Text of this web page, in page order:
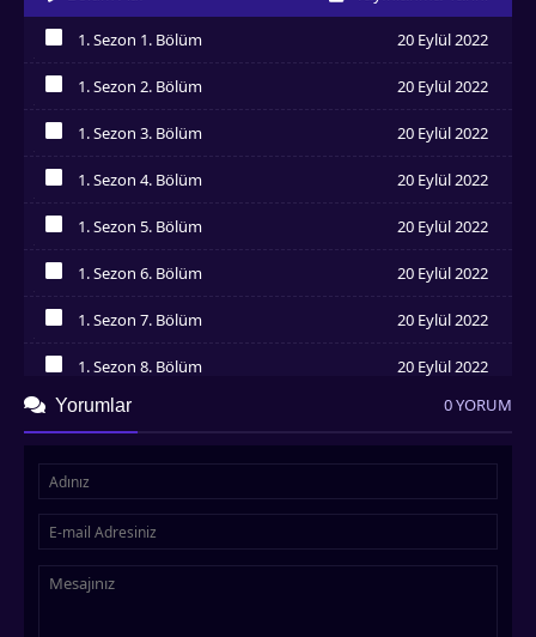
kompleksleri içinde olan ikisi birbirine girer. ISHIKO and
HANEO Youre Suing Me Türkçe altyazılı izle! En çok
izlenen Asya dizileri ve kaliteli Japon dizileri Asyadiziizle’de
1. Sezon 1. Bölüm 20 Eylül 2022
1. Sezon 2. Bölüm 20 Eylül 2022
1. Sezon 3. Bölüm 20 Eylül 2022
1. Sezon 4. Bölüm 20 Eylül 2022
1. Sezon 5. Bölüm 20 Eylül 2022
1. Sezon 6. Bölüm 20 Eylül 2022
1. Sezon 7. Bölüm 20 Eylül 2022
İzledim
1. Sezon 8. Bölüm 20 Eylül 2022
1. Sezon 9. Bölüm 20 Eylül 2022
İzledim
Yorumlar 0 YORUM